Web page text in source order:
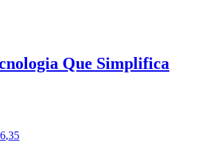
Que Simplifica
,35